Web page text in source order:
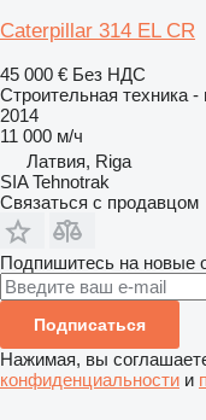
Caterpillar 314 EL CR
45 000 € Без НДС
Строительная техника -
2014
11 000 м/ч
Латвия, Riga
SIA Tehnotrak
Связаться с продавцом
Подпишитесь на новые
Подписаться
Нажимая, вы
конфиденциальности и